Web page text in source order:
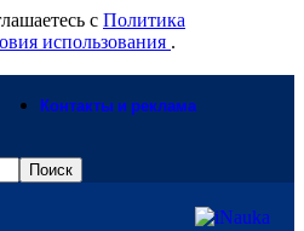
с Политика
использования .
Контакты и реклама